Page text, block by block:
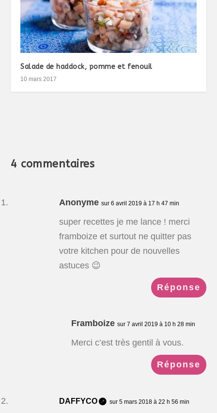
Salade de haddock, pomme et fenouil
10 mars 2017
4 commentaires
Anonyme sur 6 avril 2019 à 17 h 47 min
super recettes je me lance ! merci
framboize et surtout ne quitter pas
votre kitchen pour de nouvelles
astuces 😉
Réponse
Framboize sur 7 avril 2019 à 10 h 28 min
Merci c’est très gentil à vous.
Réponse
DAFFYCO sur 5 mars 2018 à 22 h 56 min